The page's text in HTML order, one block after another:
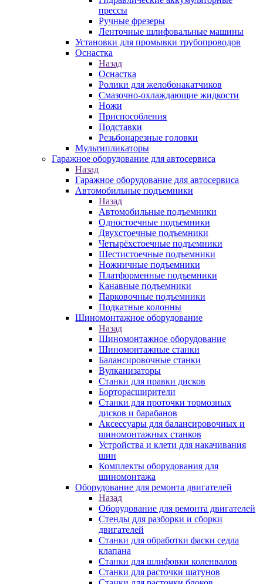
прессы
Ручные фрезеры
Ленточные шлифовальные машины
Установки для промывки трубопроводов
Оснастка
Назад
Оснастка
Ролики для желобонакатчиков
Смазочно-охлаждающие жидкости
Ножи
Приспособления
Подставки
Резьбонарезные головки
Мультипликаторы
Гаражное оборудование для автосервиса
Назад
Гаражное оборудование для автосервиса
Автомобильные подъемники
Назад
Автомобильные подъемники
Одностоечные подъемники
Двухстоечные подъемники
Четырёхстоечные подъемники
Шестистоечные подъемники
Ножничные подъемники
Платформенные подъемники
Канавные подъемники
Парковочные подъемники
Подкатные колонны
Шиномонтажное оборудование
Назад
Шиномонтажное оборудование
Шиномонтажные станки
Балансировочные станки
Вулканизаторы
Станки для правки дисков
Борторасширители
Станки для проточки тормозных
дисков и барабанов
Аксессуары для балансировочных и
шиномонтажных станков
Устройства и клети для накачивания
шин
Комплекты оборудования для
шиномонтажа
Оборудование для ремонта двигателей
Назад
Оборудование для ремонта двигателей
Стенды для разборки и сборки
двигателей
Станки для обработки фаски седла
клапана
Станки для шлифовки коленвалов
Станки для расточки шатунов